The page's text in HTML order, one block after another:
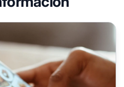
e influencers evitan tu